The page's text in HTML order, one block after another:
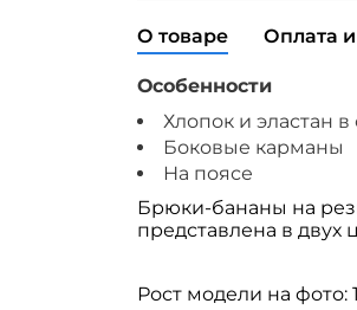
О товаре Оплата
Особенности
Хлопок и эластан в
Боковые карманы
На поясе
Брюки-бананы на
представлена в двух
Рост модели на фото: